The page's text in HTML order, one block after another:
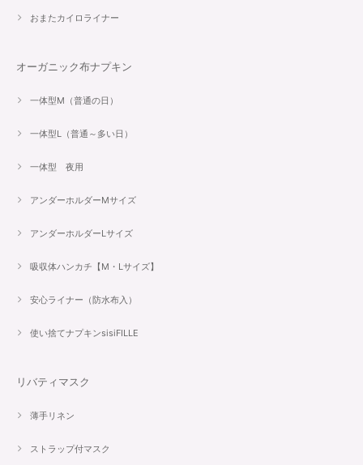
おまたカイロライナー
オーガニック布ナプキン
一体型M（普通の日）
一体型L（普通～多い日）
一体型 夜用
アンダーホルダーMサイズ
アンダーホルダーLサイズ
吸収体ハンカチ【M・Lサイズ】
安心ライナー（防水布入）
使い捨てナプキンsisiFILLE
リバティマスク
薄手リネン
ストラップ付マスク